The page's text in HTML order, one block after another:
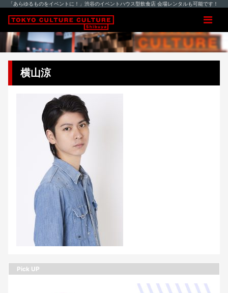
「あらゆるものをイベントに！」渋谷のイベントハウス型飲食店 会場レンタルも可能です！
横山涼
Pick UP